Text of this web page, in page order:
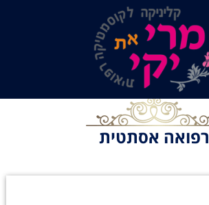
רפואה אסתטית